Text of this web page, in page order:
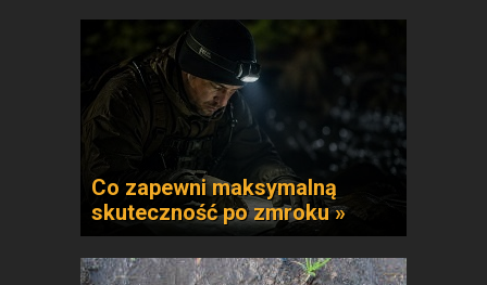
Co zapewni maksymalną
skuteczność po zmroku »